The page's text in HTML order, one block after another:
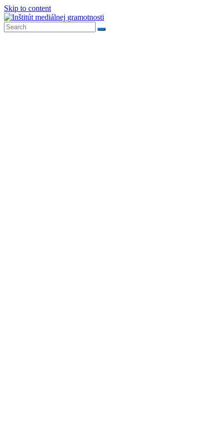
Skip to content